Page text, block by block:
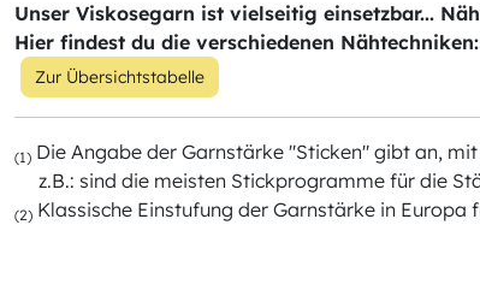
Unser Viskosegarn ist vielseitig einsetzbar...
Hier findest du die verschiedenen Nähtechniken:
Zur Übersichtstabelle
(1) Die Angabe der Garnstärke "Sticken" gibt an,
z.B.: sind die meisten Stickprogramme für die
(2) Klassische Einstufung der Garnstärke in Europa